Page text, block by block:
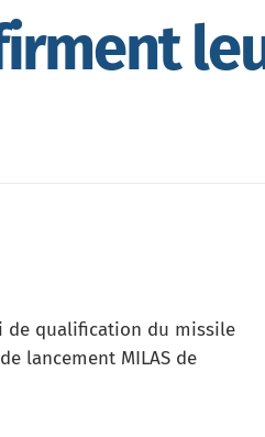
de qualification du missile
lancement MILAS de